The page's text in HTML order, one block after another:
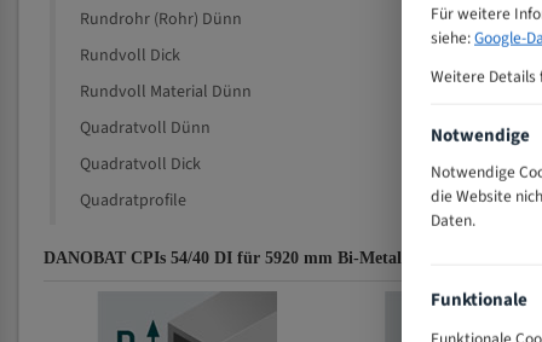
Rundrohr (Rohr) Dünn
Rundvoll Dick
Rundvoll Material Dünn
Quadratvoll Dünn
Quadratvoll Dick
Quadratprofile
DANOBAT CPIs 54/40 DI für 5920 mm Bi-Metall Bandsägeblätter
Für weitere
siehe:Google-
Weitere Details
Notwendige
Notwendige
die Website
Daten.
Funktionale